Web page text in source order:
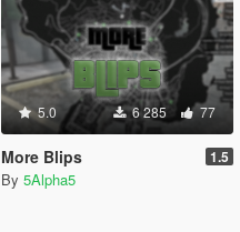
5.0 6 285 77
More Blips 1.5
By 5Alpha5